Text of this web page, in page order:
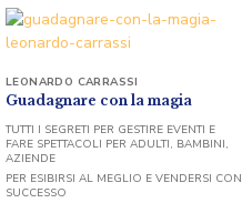
Guadagnare con la magia
LEONARDO CARRASSI
TUTTI I SEGRETI PER GESTIRE EVENTI E
FARE SPETTACOLI PER ADULTI, BAMBINI,
AZIENDE
PER ESIBIRSI AL MEGLIO E VENDERSI CON
SUCCESSO